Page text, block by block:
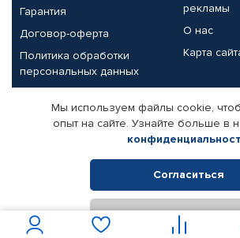
Гарантия
Договор-оферта
Политика обработки
персональных данных
рекламы
О нас
Карта
Партнерам
Корпоративным клиентам
Поставщикам
Реквизиты
© КАМАЗ ЦЕНТР ДОНЕЦК, 2015-2026. Все права
Интернет-магазин автомобильных товаров
Мы используем файлы cookie,
опыт на сайте. Узнайте больше в
Согласиться
Отклонить